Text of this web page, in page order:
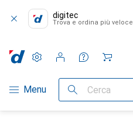
digitec
Trova e ordina più veloce
Categoria Navigazione
Menu Cerca
Impostazioni
Conto cliente
Liste di confronto
Liste dei desideri
Carrello